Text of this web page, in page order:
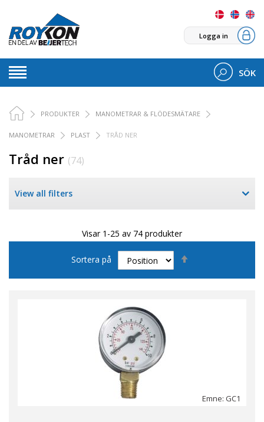
Logga in
SÖK
PRODUKTER MANOMETRAR & FLÖDESMÄTARE
MANOMETRAR PLAST TRÅD NER
Tråd ner (74)
View all filters
Visar 1-25 av 74 produkter
Sortera på
Emne: GC1